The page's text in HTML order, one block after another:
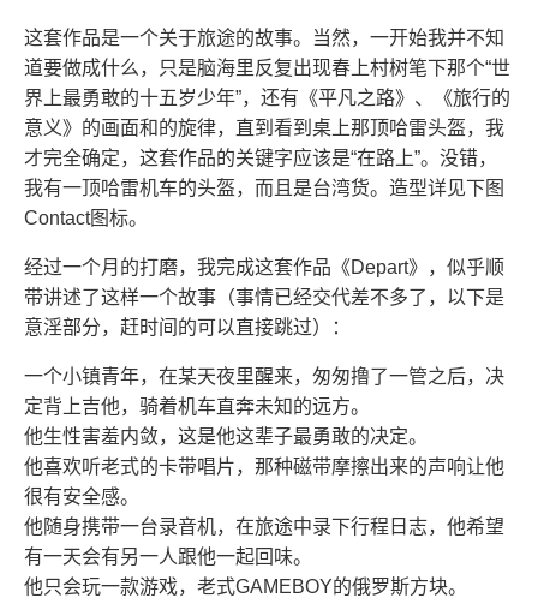
这套作品是一个关于旅途的故事。当然，一开始我并不知
道要做成什么，只是脑海里反复出现春上村树笔下那个“世
界上最勇敢的十五岁少年”，还有《平凡之路》、《旅行的
意义》的画面和的旋律，直到看到桌上那顶哈雷头盔，我
才完全确定，这套作品的关键字应该是“在路上”。没错，
我有一顶哈雷机车的头盔，而且是台湾货。造型详见下图
Contact图标。
经过一个月的打磨，我完成这套作品《Depart》，似乎顺
带讲述了这样一个故事（事情已经交代差不多了，以下是
意淫部分，赶时间的可以直接跳过）：
一个小镇青年，在某天夜里醒来，匆匆撸了一管之后，决
定背上吉他，骑着机车直奔未知的远方。
他生性害羞内敛，这是他这辈子最勇敢的决定。
他喜欢听老式的卡带唱片，那种磁带摩擦出来的声响让他
很有安全感。
他随身携带一台录音机，在旅途中录下行程日志，他希望
有一天会有另一人跟他一起回味。
他只会玩一款游戏，老式GAMEBOY的俄罗斯方块。